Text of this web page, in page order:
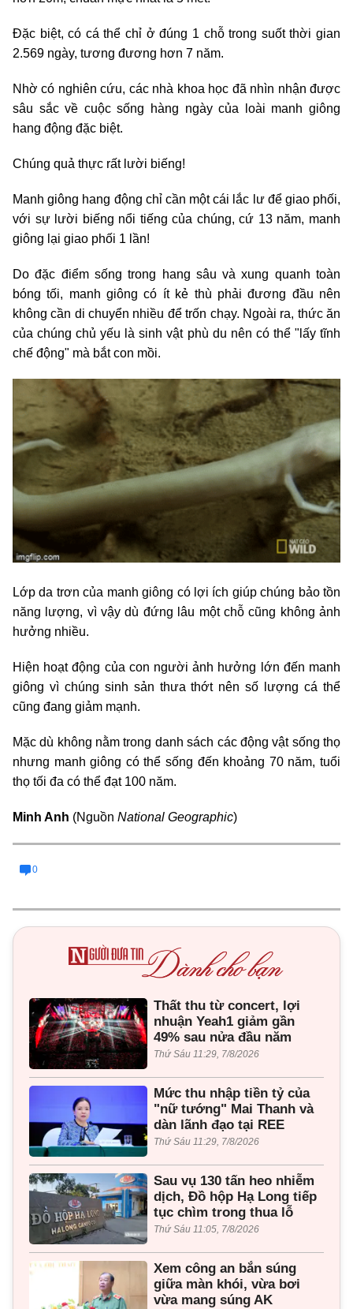
Đặc biệt, có cá thể chỉ ở đúng 1 chỗ trong suốt thời gian
2.569 ngày, tương đương hơn 7 năm.
Nhờ có nghiên cứu, các nhà khoa học đã nhìn nhận được
sâu sắc về cuộc sống hàng ngày của loài manh giông
hang động đặc biệt.
Chúng quả thực rất lười biếng!
Manh giông hang động chỉ cần một cái lắc lư để giao phối,
với sự lười biếng nổi tiếng của chúng, cứ 13 năm, manh
giông lại giao phối 1 lần!
Do đặc điểm sống trong hang sâu và xung quanh toàn
bóng tối, manh giông có ít kẻ thù phải đương đầu nên
không cần di chuyển nhiều để trốn chạy. Ngoài ra, thức ăn
của chúng chủ yếu là sinh vật phù du nên có thể "lấy tĩnh
chế động" mà bắt con mồi.
Lớp da trơn của manh giông có lợi ích giúp chúng bảo tồn
năng lượng, vì vậy dù đứng lâu một chỗ cũng không ảnh
hưởng nhiều.
Hiện hoạt động của con người ảnh hưởng lớn đến manh
giông vì chúng sinh sản thưa thớt nên số lượng cá thể
cũng đang giảm mạnh.
Mặc dù không nằm trong danh sách các động vật sống thọ
nhưng manh giông có thể sống đến khoảng 70 năm, tuổi
thọ tối đa có thể đạt 100 năm.
Minh Anh (Nguồn National Geographic)
0
Thất thu từ concert, lợi
nhuận Yeah1 giảm gần
49% sau nửa đầu năm
Thứ Sáu 11:29, 7/8/2026
Mức thu nhập tiền tỷ của
"nữ tướng" Mai Thanh và
dàn lãnh đạo tại REE
Thứ Sáu 11:29, 7/8/2026
Sau vụ 130 tấn heo nhiễm
dịch, Đồ hộp Hạ Long tiếp
tục chìm trong thua lỗ
Thứ Sáu 11:05, 7/8/2026
Xem công an bắn súng
giữa màn khói, vừa bơi
vừa mang súng AK